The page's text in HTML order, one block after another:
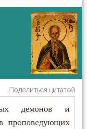
Поделиться цитатой
демонов и
проповедующих